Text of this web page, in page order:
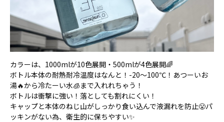
カラーは、1000mlが10色展開・500mlが4色展開🌈
ボトル本体の耐熱耐冷温度はなんと！-20～100℃！あつーいお
湯🔥から冷たーい水🧊まで入れれちゃう！
ボトルは衝撃に強い！落としても割れにくい！
キャップと本体のねじ山がしっかり食い込んで液漏れを防止😤パ
ッキンがない為、衛生的に保ちやすい✨